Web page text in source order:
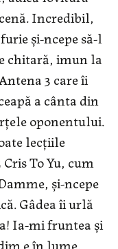
Incredibil,
și-ncepe să-l
chitară, imun la
3 care îi
a cânta din
oponentului.
lecțiile
To Yu, cum
și-ncepe
Gâdea îi urlă
Ia-mi fruntea și
e în lume.